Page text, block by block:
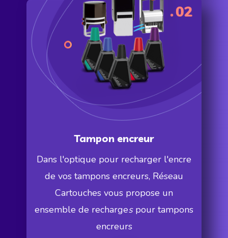
Tampon encreur
Dans l'optique pour recharger l'encre
de vos tampons encreurs, Réseau
Cartouches vous propose un
ensemble de rechargespour tampons
encreurs